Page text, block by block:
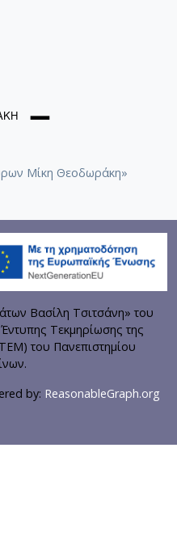
Μίκη Θεοδωράκη»
Βασίλη Τσιτσάνη» του
Τεκμηρίωσης της
του Πανεπιστημίου
by: ReasonableGraph.org